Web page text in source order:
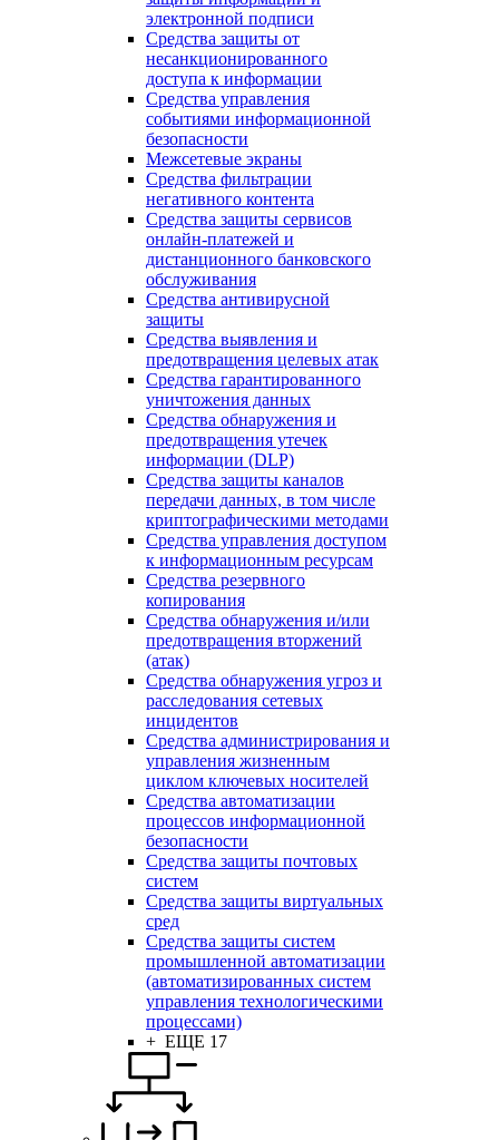
электронной подписи
Средства защиты от
несанкционированного
доступа к информации
Средства управления
событиями информационной
безопасности
Межсетевые экраны
Средства фильтрации
негативного контента
Средства защиты сервисов
онлайн-платежей и
дистанционного банковского
обслуживания
Средства антивирусной
защиты
Средства выявления и
предотвращения целевых атак
Средства гарантированного
уничтожения данных
Средства обнаружения и
предотвращения утечек
информации (DLP)
Средства защиты каналов
передачи данных, в том числе
криптографическими методами
Средства управления доступом
к информационным ресурсам
Средства резервного
копирования
Средства обнаружения и/или
предотвращения вторжений
(атак)
Средства обнаружения угроз и
расследования сетевых
инцидентов
Средства администрирования и
управления жизненным
циклом ключевых носителей
Средства автоматизации
процессов информационной
безопасности
Средства защиты почтовых
систем
Средства защиты виртуальных
сред
Средства защиты систем
промышленной автоматизации
(автоматизированных систем
управления технологическими
процессами)
+ ЕЩЕ 17